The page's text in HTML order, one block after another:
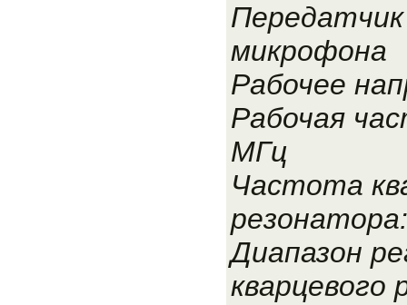
микрофона
Рабочее
Рабочая
МГц
Частота
Диапазон
кварцевого